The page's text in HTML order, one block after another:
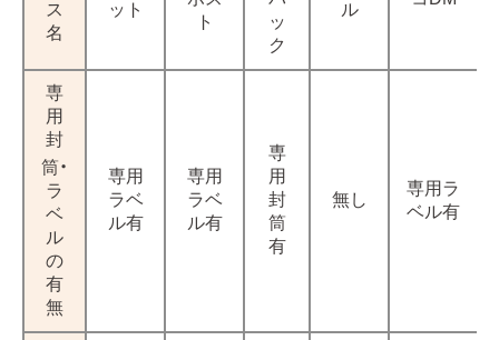
ス
名
ット
ト
ッ
ク
ル
専
用
封
筒・
ラ
ベ
ル
の
有
無
専用
ラベ
ル有
専用
ラベ
ル有
専
用
封
筒
有
無し
専用ラ
ベル有